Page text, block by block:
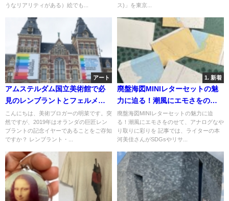
うなリアリティがある）絵でも...
ス)」を東京...
アート
アムステルダム国立美術館で必
見のレンブラントとフェルメー
ル！【明菜のオランダ・ベルギ
ー紀行 vol.3】
こんにちは、美術ブロガーの明菜です。突
然ですが、2019年はオランダの巨匠レン
ブラントの記念イヤーであることをご存知
ですか？ レンブラント・...
1. 新着
廃盤海図MINIレターセットの魅
力に迫る！潮風にエモさをのせ
て、アナログなやり取りに彩り
を
廃盤海図MINIレターセットの魅力に迫
る！潮風にエモさをのせて、アナログなや
り取りに彩りを 記事では、ライターの本
河美佳さんがSDGsやリサ...